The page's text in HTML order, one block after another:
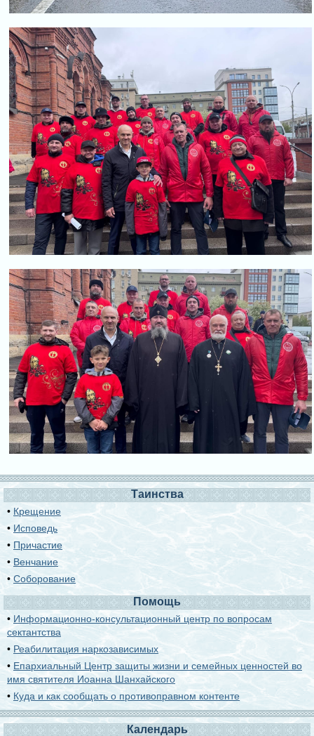
Таинства
• Крещение
• Исповедь
• Причастие
• Венчание
•Соборование
Помощь
• Информационно-консультационный центр по вопросам
сектантства
• Реабилитация наркозависимых
• Епархиальный Центр защиты жизни и семейных ценностей во
имя святителя Иоанна Шанхайского
• Куда и как сообщать о противоправном контенте
Календарь